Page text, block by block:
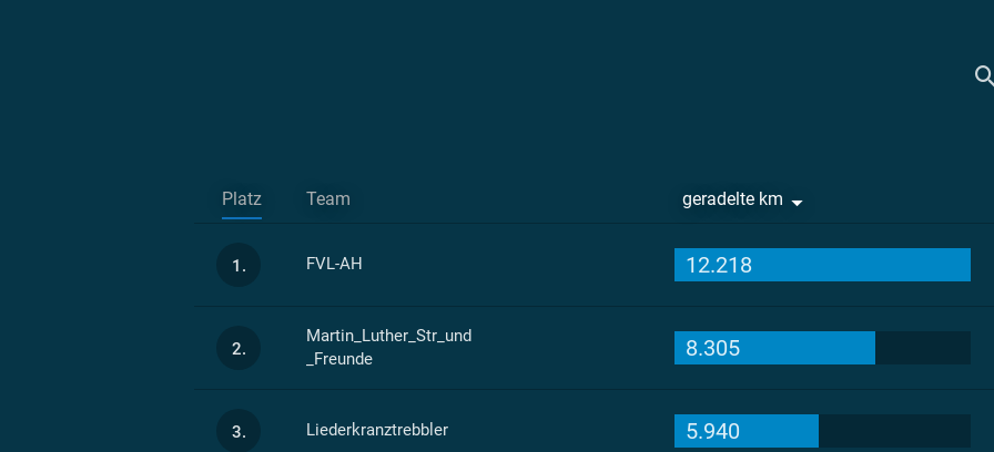
Platz Team geradelte km
1. FVL-AH 12.218
2.
Martin_Luther_Str_und
_Freunde
8.305
3. Liederkranztrebbler 5.940